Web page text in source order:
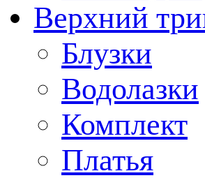
Верхний
Блузки
Водолазки
Комплект
Платья